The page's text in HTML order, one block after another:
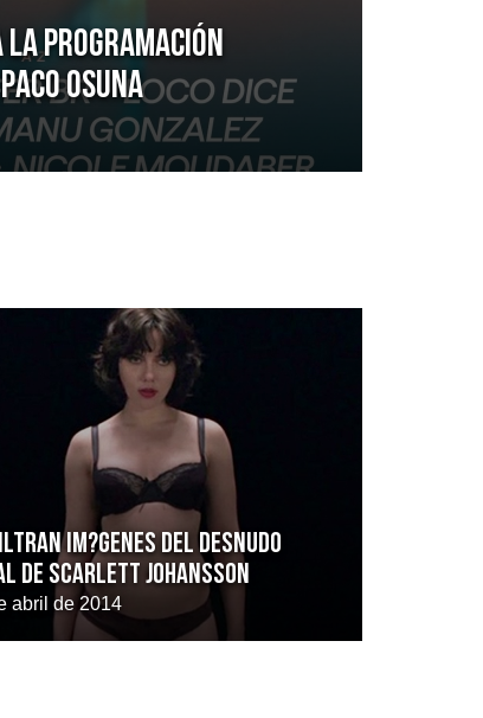
la programación
Osuna
im?genes del desnudo
de Scarlett Johansson
abril de 2014